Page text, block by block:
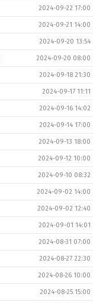
2024-09-22 17:00
2024-09-21 14:00
2024-09-20 13:54
2024-09-20 08:00
2024-09-18 21:30
2024-09-17 11:11
2024-09-16 14:02
2024-09-14 17:00
2024-09-13 18:00
2024-09-12 10:00
2024-09-10 08:32
2024-09-02 14:00
2024-09-02 12:40
2024-09-01 14:01
2024-08-31 07:00
2024-08-27 22:30
2024-08-26 10:00
2024-08-25 15:00